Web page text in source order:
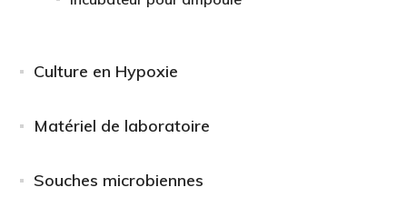
Culture en Hypoxie
Matériel de laboratoire
Souches microbiennes